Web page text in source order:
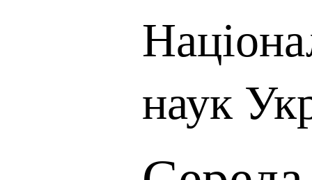
наук